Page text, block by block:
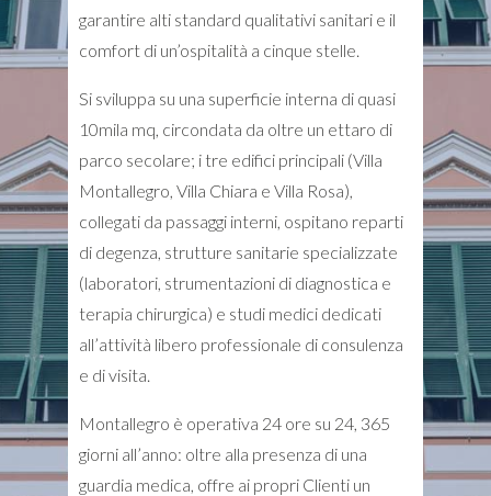
garantire alti standard qualitativi sanitari e il
comfort di un’ospitalità a cinque stelle.
Si sviluppa su una superficie interna di quasi
10mila mq, circondata da oltre un ettaro di
parco secolare; i tre edifici principali (Villa
Montallegro, Villa Chiara e Villa Rosa),
collegati da passaggi interni, ospitano reparti
di degenza, strutture sanitarie specializzate
(laboratori, strumentazioni di diagnostica e
terapia chirurgica) e studi medici dedicati
all’attività libero professionale di consulenza
e di visita.
Montallegro è operativa 24 ore su 24, 365
giorni all’anno: oltre alla presenza di una
guardia medica, offre ai propri Clienti un